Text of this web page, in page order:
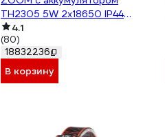
TH2305 5W 2x18650 IP44
пластик-алюминий 41709
4.1
(80)
18832236
В корзину